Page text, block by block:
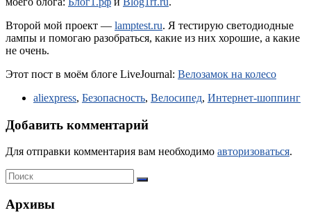
Второй мой проект — lamptest.ru. Я тестирую светодиодные
лампы и помогаю разобраться, какие из них хорошие, а какие
не очень.
Этот пост в моём блоге LiveJournal: Велозамок на колесо
aliexpress, Безопасность, Велосипед, Интернет-шоппинг
Добавить комментарий
Для отправки комментария вам необходимо авторизоваться.
Архивы